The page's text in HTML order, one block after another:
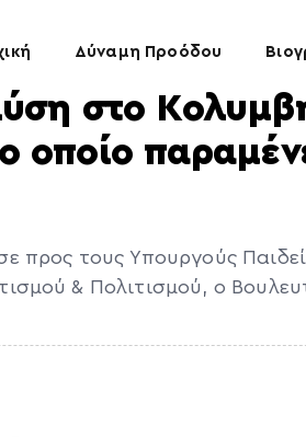
Δύναμη Προόδου
στο
οποίο
προς τους Υπουργούς
& Πολιτισμού, ο